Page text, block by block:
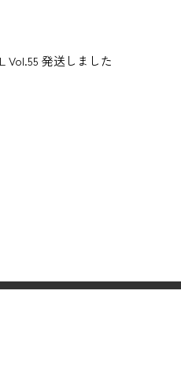
Vol.55 発送しました